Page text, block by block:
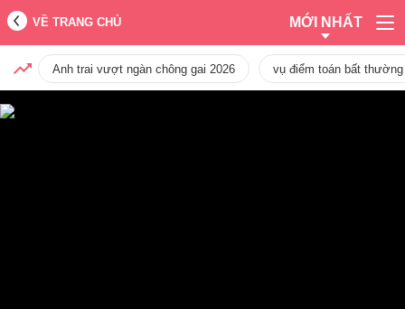
VỀ TRANG CHỦ MỚI NHẤT
Anh trai vượt ngàn chông gai 2026 vụ điểm toán bất